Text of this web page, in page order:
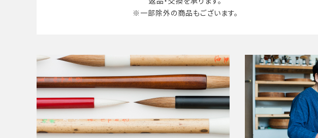
※一部除外の商品もございます。